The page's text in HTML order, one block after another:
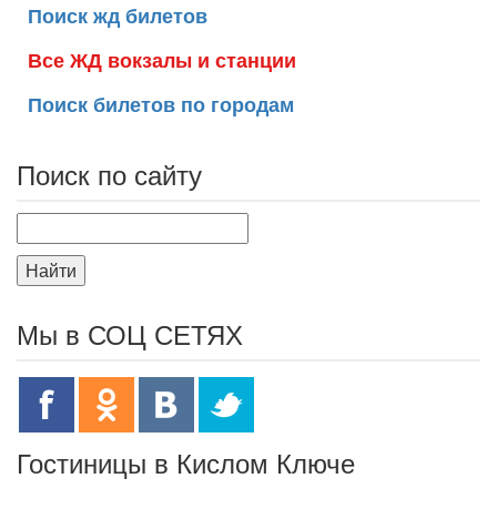
Поиск жд билетов
Все ЖД вокзалы и станции
Поиск билетов по городам
Поиск по сайту
Найти
Мы в СОЦ СЕТЯХ
Гостиницы в Кислом Ключе